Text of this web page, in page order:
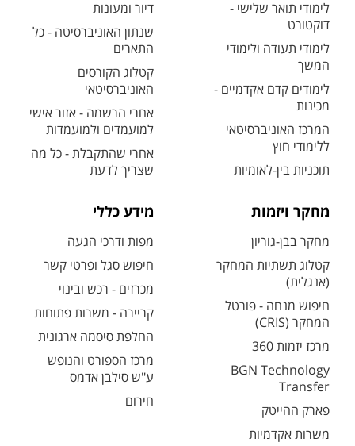
לימודי תואר שלישי -
דוקטורט
לימודי תעודה ולימודי
המשך
לימודים קדם אקדמיים -
מכינות
המרכז האוניברסיטאי
ללימודי חוץ
תוכניות בין-לאומיות
דיור ומעונות
שנתון האוניברסיטה - כל
התארים
קטלוג הקורסים
האוניברסיטאי
אחרי הרשמה - אזור אישי
למועמדים ולמועמדות
אחרי שהתקבלת - כל מה
שצריך לדעת
מחקר ויזמות
מחקר בבן-גוריון
קטלוג תשתיות המחקר
(אנגלית)
חיפוש מנחה - פורטל
המחקר (CRIS)
מרכז יזמות 360
BGN Technology
Transfer
פארק ההייטק
משרות אקדמיות
מידע כללי
מפות ודרכי הגעה
חיפוש סגל ופרטי קשר
מכרזים - רכש ובינוי
קריירה - משרות פתוחות
החלפת סיסמה ארגונית
מרכז הספורט והנופש
ע"ש סילבן אדמס
חירום